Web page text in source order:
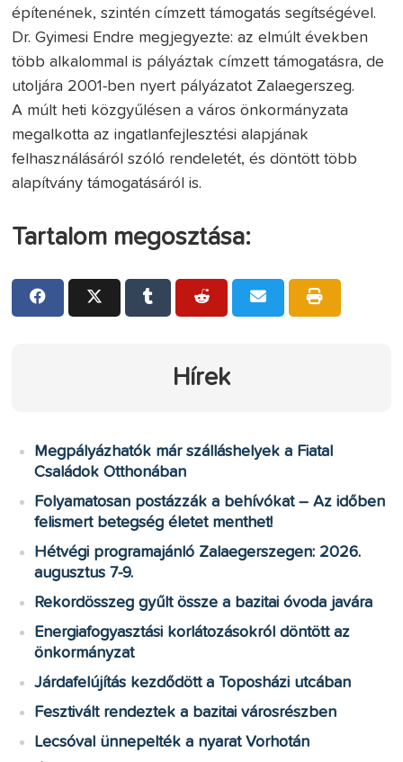
építenének, szintén címzett támogatás segítségével.
Dr. Gyimesi Endre megjegyezte: az elmúlt években
több alkalommal is pályáztak címzett támogatásra, de
utoljára 2001-ben nyert pályázatot Zalaegerszeg.
A múlt heti közgyűlésen a város önkormányzata
megalkotta az ingatlanfejlesztési alapjának
felhasználásáról szóló rendeletét, és döntött több
alapítvány támogatásáról is.
Tartalom megosztása:
Hírek
Megpályázhatók már szálláshelyek a Fiatal
Családok Otthonában
Folyamatosan postázzák a behívókat – Az időben
felismert betegség életet menthet!
Hétvégi programajánló Zalaegerszegen: 2026.
augusztus 7-9.
Rekordösszeg gyűlt össze a bazitai óvoda javára
Energiafogyasztási korlátozásokról döntött az
önkormányzat
Járdafelújítás kezdődött a Toposházi utcában
Fesztivált rendeztek a bazitai városrészben
Lecsóval ünnepelték a nyarat Vorhotán